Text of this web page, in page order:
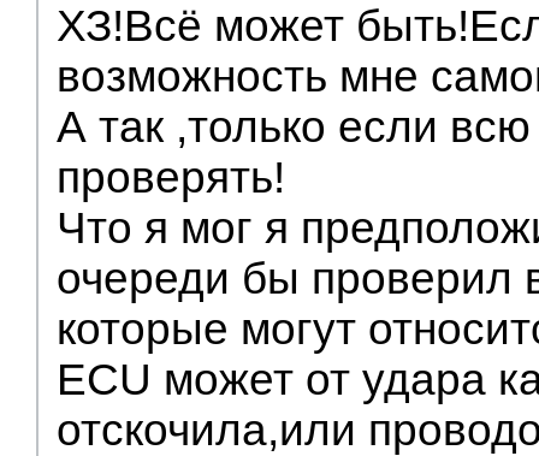
ХЗ!Всё может
возможность мне
А так ,только если
проверять!
Что я мог я
очереди бы проверил
которые могут
ECU может от удара
отскочила,или